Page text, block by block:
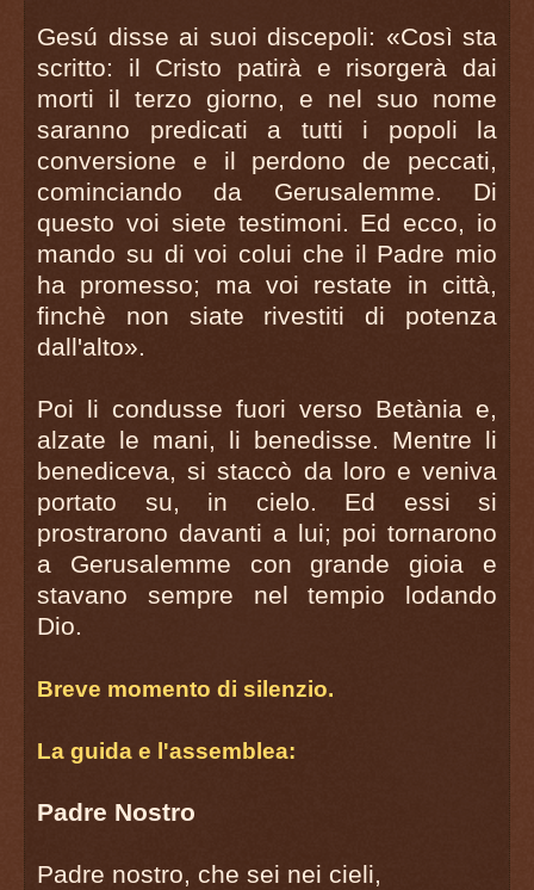
Gesú disse ai suoi discepoli: «Così sta
scritto: il Cristo patirà e risorgerà dai
morti il terzo giorno, e nel suo nome
saranno predicati a tutti i popoli la
conversione e il perdono de peccati,
cominciando da Gerusalemme. Di
questo voi siete testimoni. Ed ecco, io
mando su di voi colui che il Padre mio
ha promesso; ma voi restate in città,
finchè non siate rivestiti di potenza
dall'alto».
Poi li condusse fuori verso Betània e,
alzate le mani, li benedisse. Mentre li
benediceva, si staccò da loro e veniva
portato su, in cielo. Ed essi si
prostrarono davanti a lui; poi tornarono
a Gerusalemme con grande gioia e
stavano sempre nel tempio lodando
Dio.
Breve momento di silenzio.
La guida e l'assemblea:
Padre Nostro
Padre nostro, che sei nei cieli,